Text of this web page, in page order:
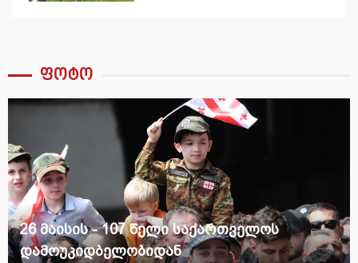
ფოტო
განახლებული წერეთლის გამზირი